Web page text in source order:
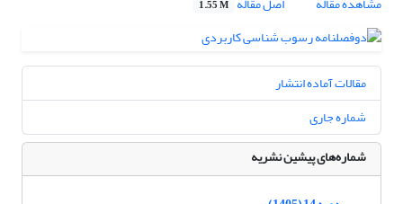
1.55 M
مقالات آماده انتشار
شماره جاری
شماره‌های پیشین نشریه